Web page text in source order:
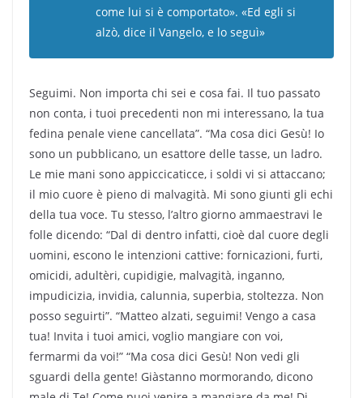
come lui si è comportato». «Ed egli si
alzò, dice il Vangelo, e lo seguì»
Seguimi. Non importa chi sei e cosa fai. Il tuo passato
non conta, i tuoi precedenti non mi interessano, la tua
fedina penale viene cancellata”. “Ma cosa dici Gesù! Io
sono un pubblicano, un esattore delle tasse, un ladro.
Le mie mani sono appiccicaticce, i soldi vi si attaccano;
il mio cuore è pieno di malvagità. Mi sono giunti gli echi
della tua voce. Tu stesso, l’altro giorno ammaestravi le
folle dicendo: “Dal di dentro infatti, cioè dal cuore degli
uomini, escono le intenzioni cattive: fornicazioni, furti,
omicidi, adultèri, cupidigie, malvagità, inganno,
impudicizia, invidia, calunnia, superbia, stoltezza. Non
posso seguirti”. “Matteo alzati, seguimi! Vengo a casa
tua! Invita i tuoi amici, voglio mangiare con voi,
fermarmi da voi!” “Ma cosa dici Gesù! Non vedi gli
sguardi della gente! Giàstanno mormorando, dicono